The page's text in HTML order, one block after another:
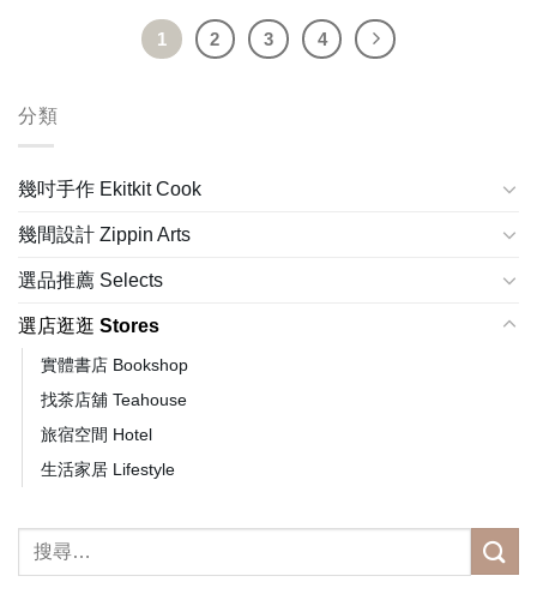
分類
幾吋手作 Ekitkit Cook
幾間設計 Zippin Arts
選品推薦 Selects
選店逛逛 Stores
實體書店 Bookshop
找茶店舖 Teahouse
旅宿空間 Hotel
生活家居 Lifestyle
1 2 3 4